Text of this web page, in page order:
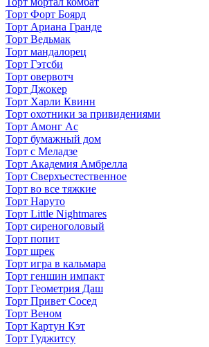
Торт Форт Боярд
Торт Ариана Гранде
Торт Ведьмак
Торт мандалорец
Торт Гэтсби
Торт овервотч
Торт Джокер
Торт Харли Квинн
Торт охотники за привидениями
Торт Амонг Ас
Торт бумажный дом
Торт с Меладзе
Торт Академия Амбрелла
Торт Сверхъестественное
Торт во все тяжкие
Торт Наруто
Торт Little Nightmares
Торт сиреноголовый
Торт попит
Торт шрек
Торт игра в кальмара
Торт геншин импакт
Торт Геометрия Даш
Торт Привет Сосед
Торт Веном
Торт Картун Кэт
Торт Гуджитсу